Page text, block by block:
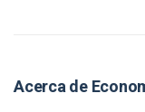
Acerca de